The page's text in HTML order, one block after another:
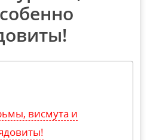
висмута и